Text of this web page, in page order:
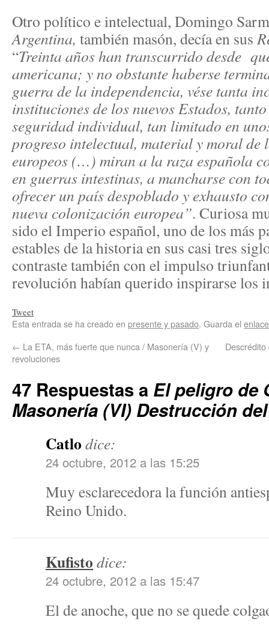
Otro político e intelectual, Domingo
Argentina, también masón, decía en sus
“Treinta años han transcurrido desde
americana; y no obstante haberse
guerra de la independencia, vése tanta
instituciones de los nuevos Estados,
seguridad individual, tan limitado en
progreso intelectual, material y moral de
europeos (…) miran a la raza española
en guerras intestinas, a mancharse con
ofrecer un país despoblado y exhausto
nueva colonización europea”. Curiosa
sido el Imperio español, uno de los más
estables de la historia en sus casi tres
contraste también con el impulso
revolución habían querido inspirarse los
Tweet
Esta entrada se ha creado en presente y pasado. Guarda el
← La ETA, más fuerte que nunca / Masonería (V) y
revoluciones
47 Respuestas a El peligro de
Masonería (VI) Destrucción
Catlodice:
24 octubre, 2012 a las 15:25
Muy esclarecedora la función
Reino Unido.
Kufisto dice:
24 octubre, 2012 a las 15:47
El de anoche, que no se quede